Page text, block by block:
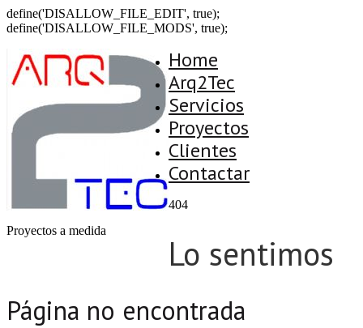
define('DISALLOW_FILE_EDIT', true);
define('DISALLOW_FILE_MODS', true);
Proyectos a medida
Home
Arq2Tec
Servicios
Proyectos
Clientes
Contactar
404
Lo sentimos
Página no encontrada